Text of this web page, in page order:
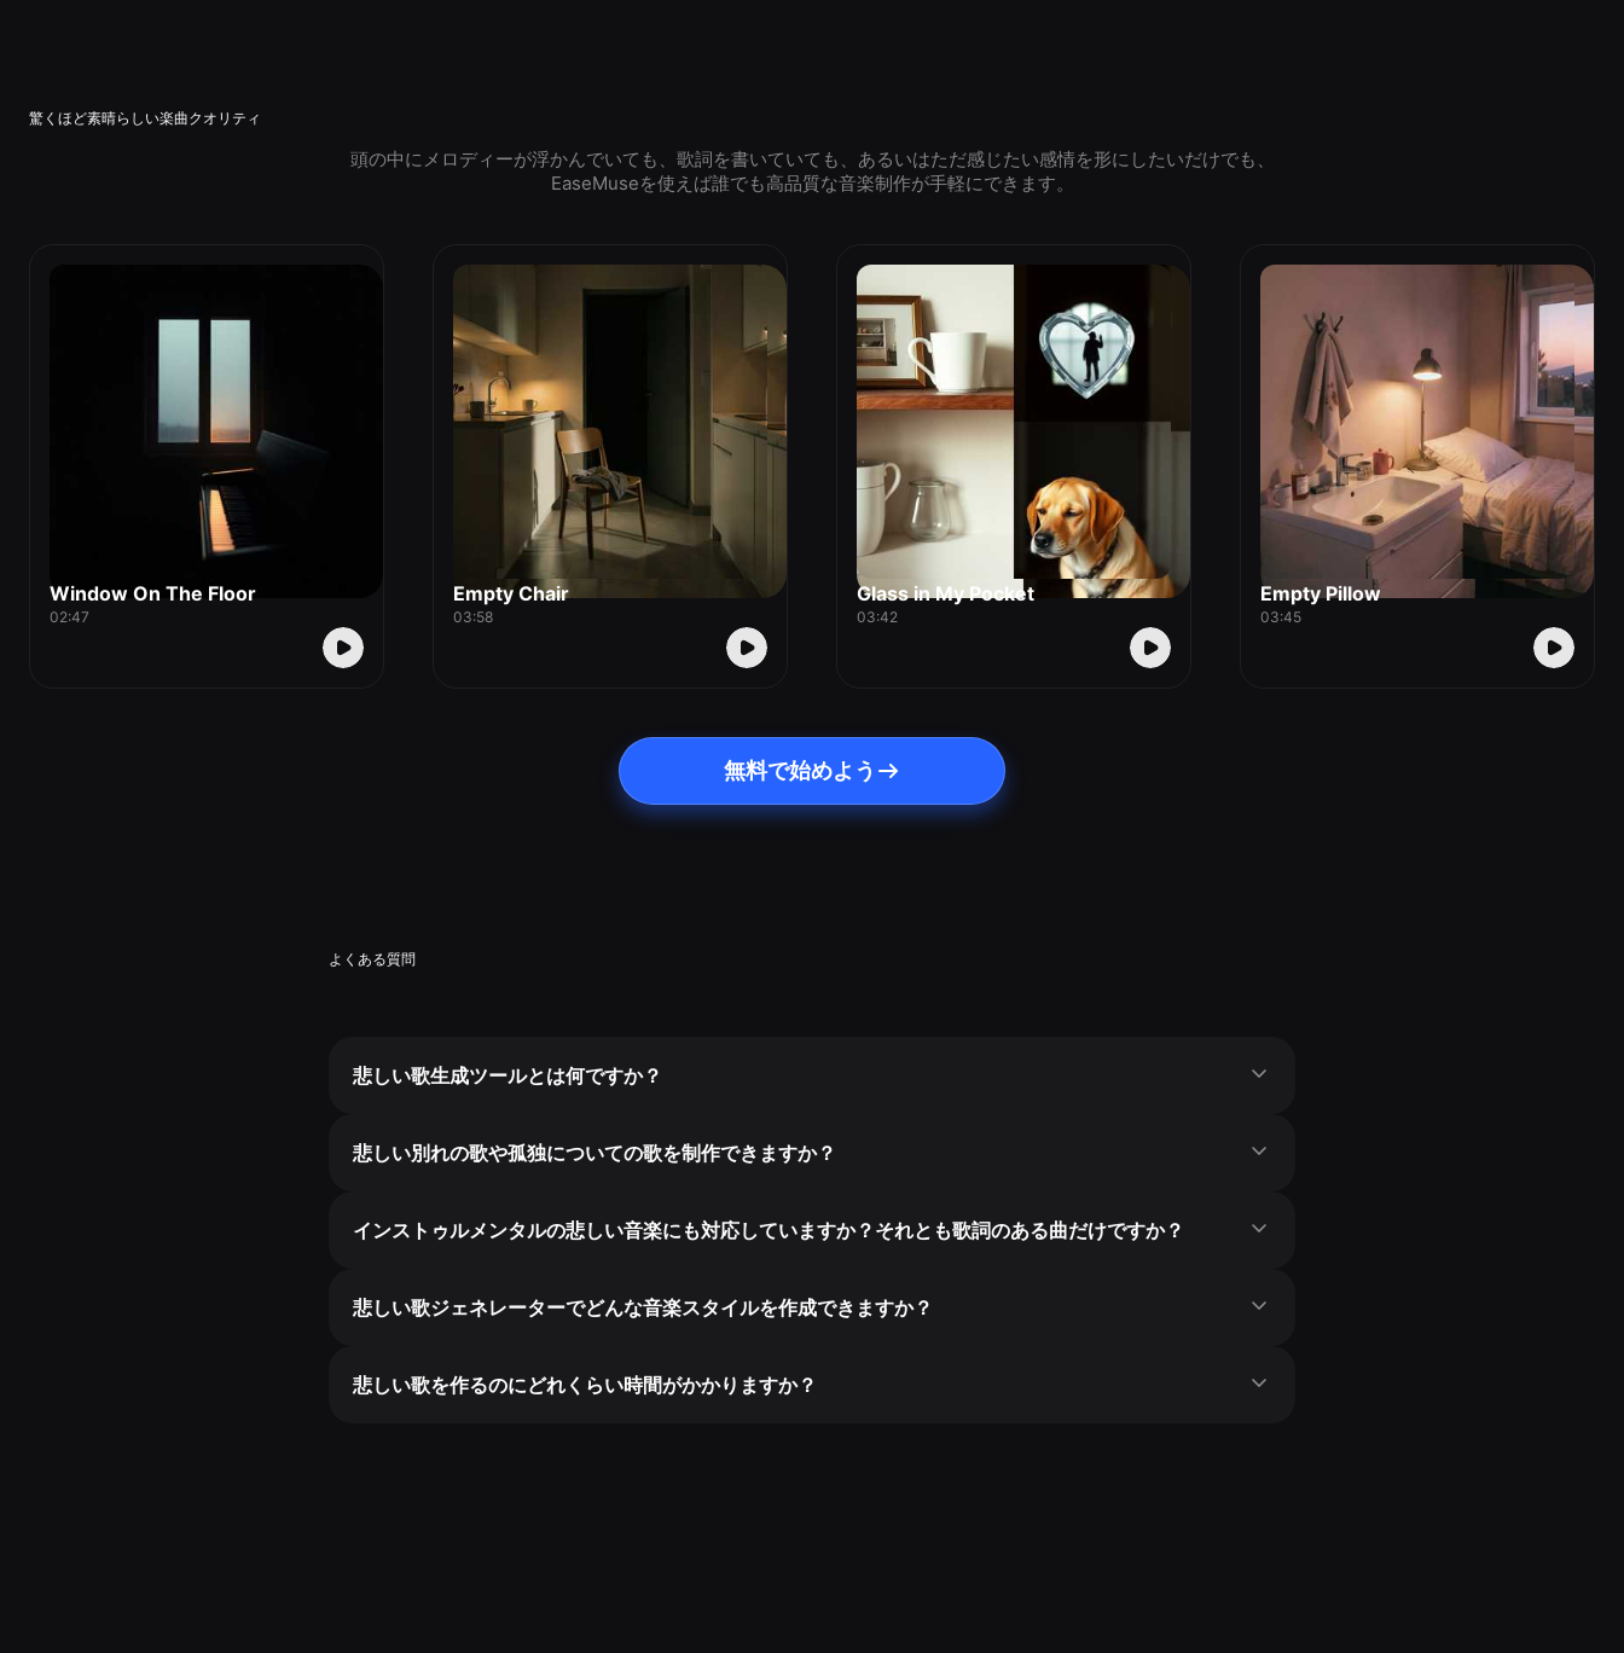
驚くほど素晴らしい楽曲クオリティ
頭の中にメロディーが浮かんでいても、歌詞を書いていても、あるいはただ感じたい感情を形にしたいだけでも、
EaseMuseを使えば誰でも高品質な音楽制作が手軽にできます。
Window On The Floor
02:47
Empty Chair
03:58
Glass in My Pocket
03:42
Empty Pillow
03:45
無料で始めよう
よくある質問
悲しい歌生成ツールとは何ですか？
悲しい別れの歌や孤独についての歌を制作できますか？
インストゥルメンタルの悲しい音楽にも対応していますか？それとも歌詞のある曲だけですか？
悲しい歌ジェネレーターでどんな音楽スタイルを作成できますか？
悲しい歌を作るのにどれくらい時間がかかりますか？